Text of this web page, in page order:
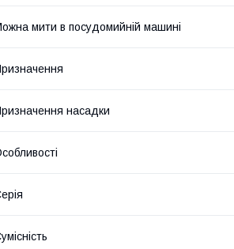
мити в посудомийній машині
насадки